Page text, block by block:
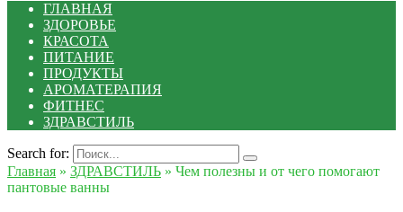
ГЛАВНАЯ
ЗДОРОВЬЕ
КРАСОТА
ПИТАНИЕ
ПРОДУКТЫ
АРОМАТЕРАПИЯ
ФИТНЕС
ЗДРАВСТИЛЬ
Search for:
Главная » ЗДРАВСТИЛЬ » Чем полезны и от чего помогают
пантовые ванны